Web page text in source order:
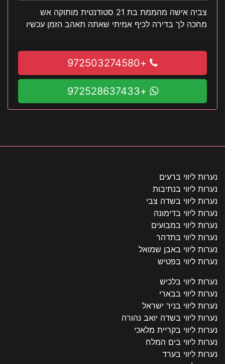
צביה אישה מהממת בת 21 סטודנטית מותוקה אש
מחכה לך בדירה לכיף אמיתי שאתה תאהב הזמן עכשיו
+972503274580
+972528637433
נערות ליווי ברעים
נערות ליווי בנתיבות
נערות ליווי בשדה צבי
נערות ליווי בדימונה
נערות ליווי במבועים
נערות ליווי בתדהר
נערות ליווי באבן שמואל
נערות ליווי בפטיש
נערות ליווי בלכיש
נערות ליווי בבארי
נערות ליווי בניר ישראל
נערות ליווי בשדה יואב נהורה
נערות ליווי בקריית מלאכי
נערות ליווי בים המלח
נערות ליווי בערד